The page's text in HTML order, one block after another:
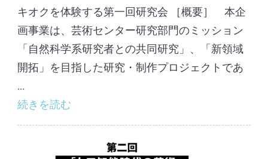
キオクを体験する第一回研究会 ［概要］ 本企
画事業は、芸術センター研究部門のミッション
「自然科学系研究者との共同研究」、「新領域
開拓」を目指した研究・制作プロジェクトであ
…
続きを読む